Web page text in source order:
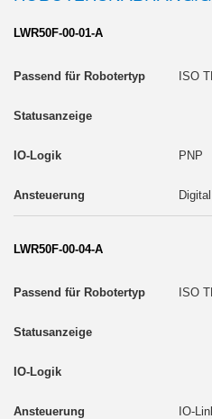
LWR50F-00-01-A
ISO
PNP
LWR50F-00-04-A
ISO
IO-